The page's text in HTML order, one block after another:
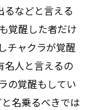
などと言える
覚醒した者だけ
チャクラが覚醒
名人と言えるの
の覚醒もしてい
名乗るべきでは